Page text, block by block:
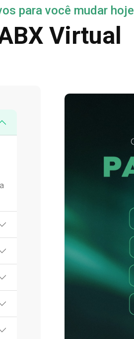
para você mudar hoje
Virtual